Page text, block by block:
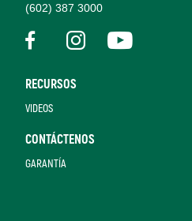
(602) 387 3000
RECURSOS
VIDEOS
CONTÁCTENOS
GARANTÍA